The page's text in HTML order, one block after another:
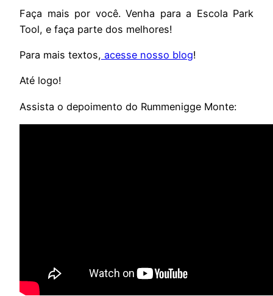
Faça mais por você. Venha para a Escola Park
Tool, e faça parte dos melhores!
Para mais textos, acesse nosso blog!
Até logo!
Assista o depoimento do Rummenigge Monte: